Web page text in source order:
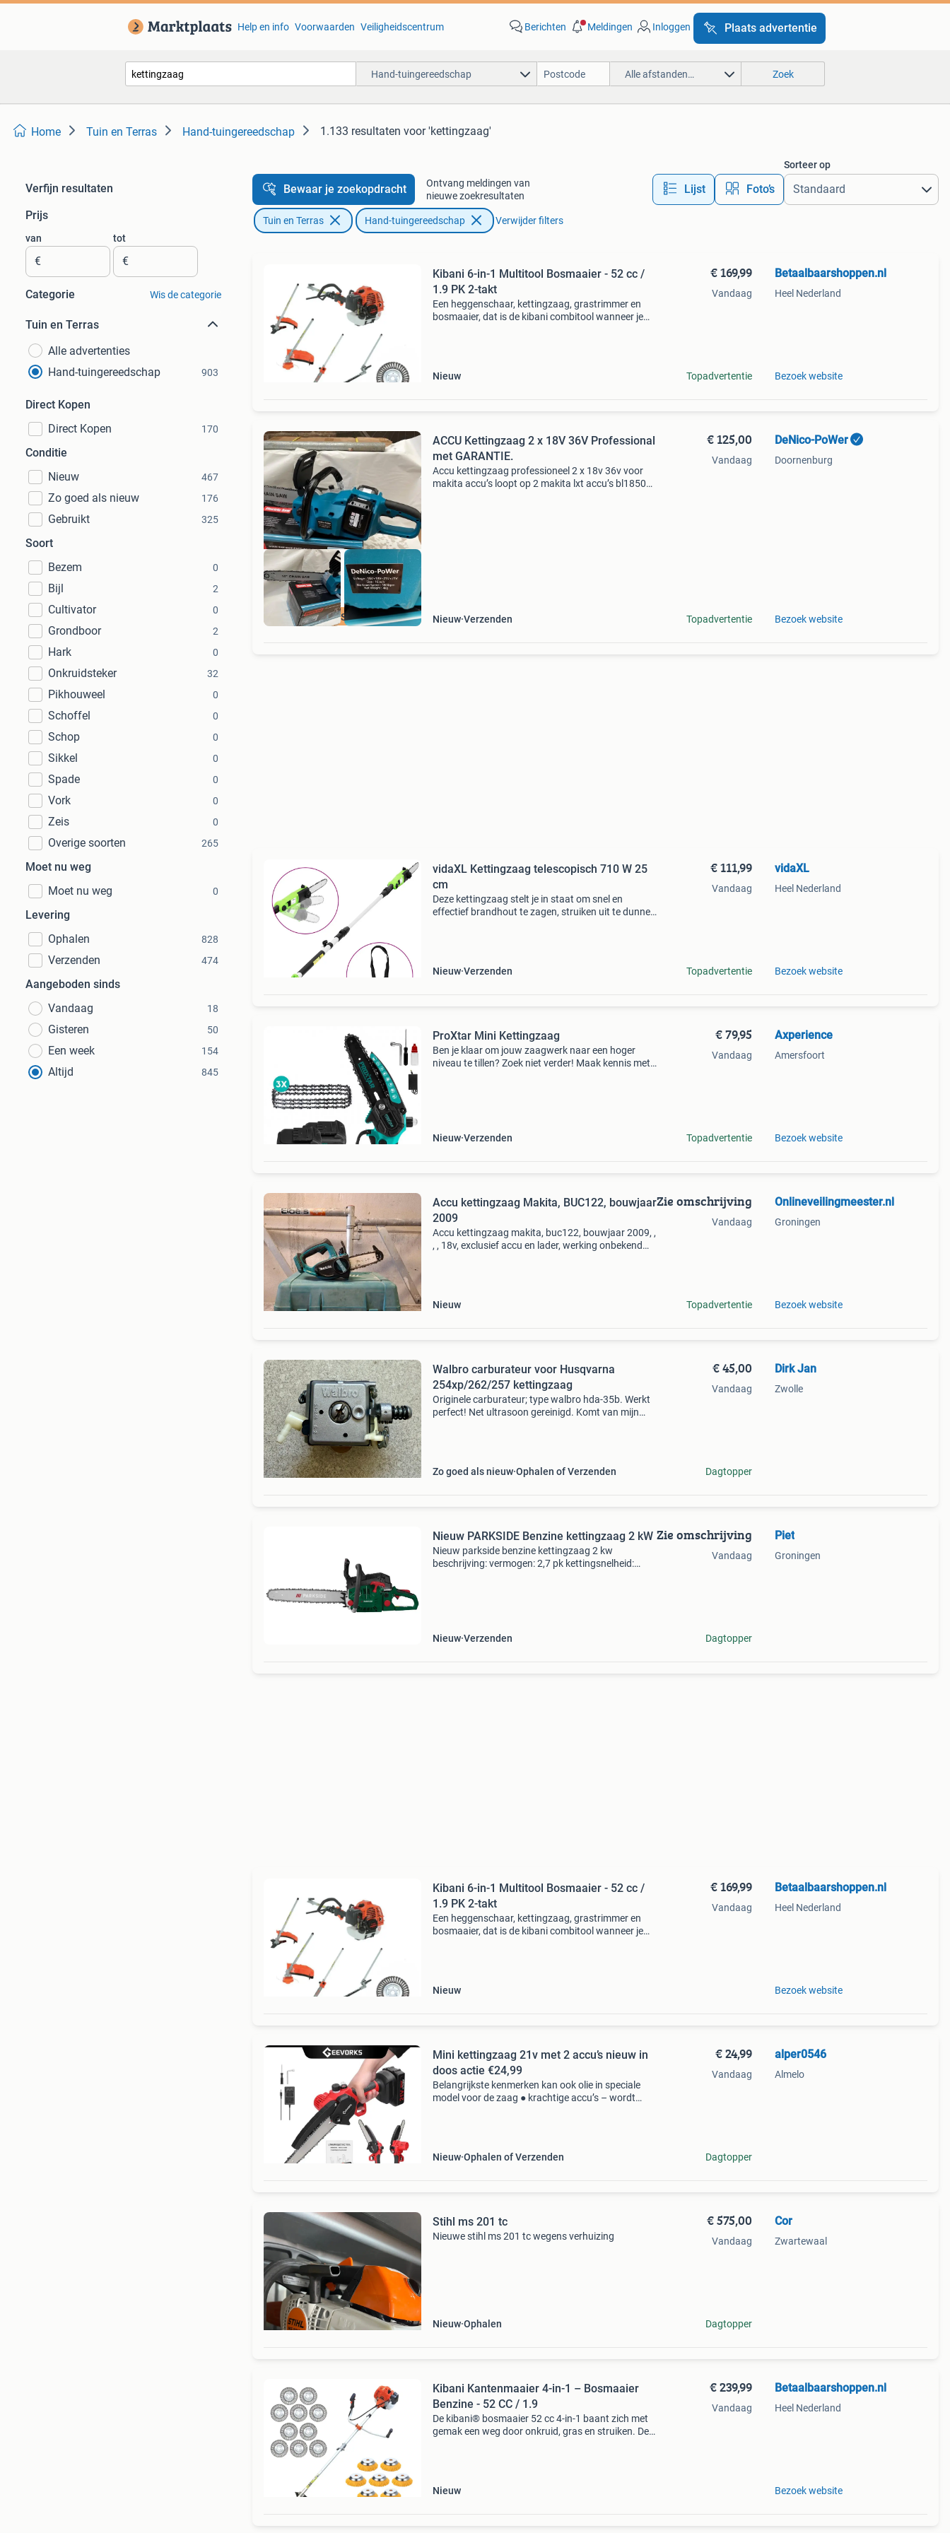
Help en info Voorwaarden Veiligheidscentrum Berichten Meldingen Inloggen Plaats advertentie
Hand-tuingereedschap Alle afstanden… Zoek
Home Tuin en Terras Hand-tuingereedschap 1.133 resultaten voor 'kettingzaag'
Verfijn resultaten
Prijs
van
€
tot
€
Categorie Wis de categorie
Tuin en Terras
Alle advertenties
Hand-tuingereedschap
903
Direct Kopen
Direct Kopen
170
Conditie
Nieuw
467
Zo goed als nieuw 176
Gebruikt 325
Soort
Bezem
0
Bijl 2
Cultivator 0
Grondboor 2
Hark 0
Onkruidsteker 32
Pikhouweel 0
Schoffel 0
Schop 0
Sikkel 0
Spade 0
Vork 0
Zeis 0
Overige soorten 265
Moet nu weg
Moet nu weg
0
Levering
Ophalen
828
Verzenden 474
Aangeboden sinds
Vandaag
18
Gisteren 50
Een week 154
Altijd 845
Bewaar je zoekopdracht
Ontvang meldingen van
nieuwe zoekresultaten
Lijst Foto’s
Sorteer op
Tuin en Terras Hand-tuingereedschap Verwijder filters
Kibani 6-in-1 Multitool Bosmaaier - 52 cc /
1.9 PK 2-takt
Een heggenschaar, kettingzaag, grastrimmer en
bosmaaier, dat is de kibani combitool wanneer je
Nieuw
€ 169,99
Vandaag
Topadvertentie
Betaalbaarshoppen.nl
Heel Nederland
Bezoek website
PROFESSIONEEL
ACCU Kettingzaag 2 x 18V 36V Professional
met GARANTIE.
Accu kettingzaag professioneel 2 x 18v 36v voor
makita accu’s loopt op 2 makita lxt accu’s bl1850b
Nieuw Verzenden
€ 125,00
Vandaag
Topadvertentie
DeNico-PoWer
Doornenburg
Bezoek website
vidaXL Kettingzaag telescopisch 710 W 25
cm
Deze kettingzaag stelt je in staat om snel en
effectief brandhout te zagen, struiken uit te dunnen
Nieuw Verzenden
€ 111,99
Vandaag
Topadvertentie
vidaXL
Heel Nederland
Bezoek website
ProXtar Mini Kettingzaag
Ben je klaar om jouw zaagwerk naar een hoger
niveau te tillen? Zoek niet verder! Maak kennis met
Nieuw Verzenden
€ 79,95
Vandaag
Topadvertentie
Axperience
Amersfoort
Bezoek website
Accu kettingzaag Makita, BUC122, bouwjaar
2009
Accu kettingzaag makita, buc122, bouwjaar 2009, ,
, , 18v, exclusief accu en lader, werking onbekend
Nieuw
Zie omschrijving
Vandaag
Topadvertentie
Onlineveilingmeester.nl
Groningen
Bezoek website
Walbro carburateur voor Husqvarna
254xp/262/257 kettingzaag
Originele carburateur; type walbro hda-35b. Werkt
perfect! Net ultrasoon gereinigd. Komt van mijn
Zo goed als nieuw Ophalen of Verzenden
€ 45,00
Vandaag
Dagtopper
Dirk Jan
Zwolle
Nieuw PARKSIDE Benzine kettingzaag 2 kW
Nieuw parkside benzine kettingzaag 2 kw
beschrijving: vermogen: 2,7 pk kettingsnelheid:
Nieuw Verzenden
Zie omschrijving
Vandaag
Dagtopper
Piet
Groningen
Kibani 6-in-1 Multitool Bosmaaier - 52 cc /
1.9 PK 2-takt
Een heggenschaar, kettingzaag, grastrimmer en
bosmaaier, dat is de kibani combitool wanneer je
Nieuw
€ 169,99
Vandaag
Betaalbaarshoppen.nl
Heel Nederland
Bezoek website
Mini kettingzaag 21v met 2 accu’s nieuw in
doos actie €24,99
Belangrijkste kenmerken kan ook olie in speciale
model voor de zaag ● krachtige accu’s – wordt
Nieuw Ophalen of Verzenden
€ 24,99
Vandaag
Dagtopper
alper0546
Almelo
Stihl ms 201 tc
Nieuwe stihl ms 201 tc wegens verhuizing
Nieuw Ophalen
€ 575,00
Vandaag
Dagtopper
Cor
Zwartewaal
Kibani Kantenmaaier 4-in-1 – Bosmaaier
Benzine - 52 CC / 1.9
De kibani® bosmaaier 52 cc 4-in-1 baant zich met
gemak een weg door onkruid, gras en struiken. De
Nieuw
€ 239,99
Vandaag
Betaalbaarshoppen.nl
Heel Nederland
Bezoek website